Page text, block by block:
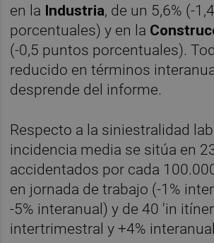
en la Industria, de un 5,6% (-
porcentuales) y en la
(-0,5 puntos porcentuales).
reducido en términos
desprende del informe.
Respecto a la siniestralidad
incidencia media se sitúa en
accidentados por cada
en jornada de trabajo (-1%
-5% interanual) y de 40 'in
intertrimestral y +4%